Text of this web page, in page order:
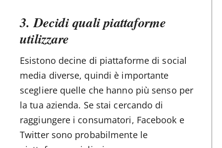
3. Decidi quali piattaforme
utilizzare
Esistono decine di piattaforme di social
media diverse, quindi è importante
scegliere quelle che hanno più senso per
la tua azienda. Se stai cercando di
raggiungere i consumatori, Facebook e
Twitter sono probabilmente le